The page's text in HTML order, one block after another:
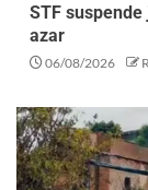
STF
azar
06/08/2026